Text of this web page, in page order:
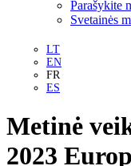
Parašykite
Svetainės
LT
EN
FR
ES
Metinė
2023